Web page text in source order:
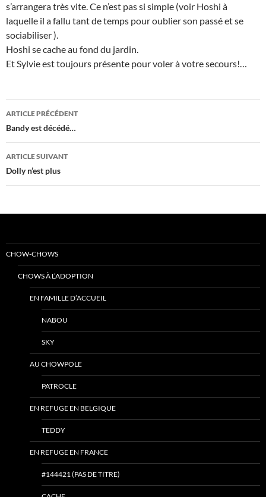
s’arrangera très vite. Ce n’est pas si simple (voir Hoshi à
laquelle il a fallu tant de temps pour oublier son passé et se
sociabiliser ).
Hoshi se cache au fond du jardin.
Et Sylvie est toujours présente pour voler à votre secours!…
Navigation
des
articles
ARTICLE PRÉCÉDENT
Bandy est décédé…
ARTICLE SUIVANT
Dolly n’est plus
CHOW-CHOWS
CHOWS À L’ADOPTION
EN FAMILLE D’ACCUEIL
NABOU
SKY
AU CHOWPOLE
PATROCLE
EN REFUGE EN BELGIQUE
TEDDY
EN REFUGE EN FRANCE
#144421 (PAS DE TITRE)